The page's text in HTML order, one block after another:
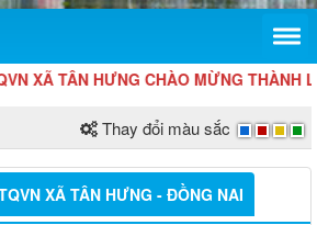
HƯNG CHÀO MỪNG THÀNH LẬP
Thay đổi màu sắc
XÃ TÂN HƯNG - ĐỒNG NAI